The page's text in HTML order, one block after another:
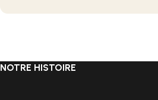
NOTRE HISTOIRE